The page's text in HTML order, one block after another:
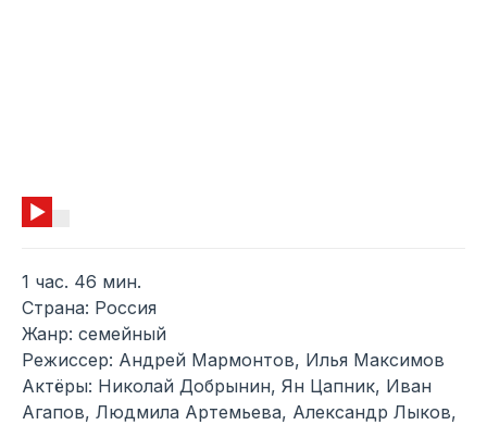
1 час. 46 мин.
Страна: Россия
Жанр: семейный
Режиссер: Андрей Мармонтов, Илья Максимов
Актёры: Николай Добрынин, Ян Цапник, Иван
Агапов, Людмила Артемьева, Александр Лыков,